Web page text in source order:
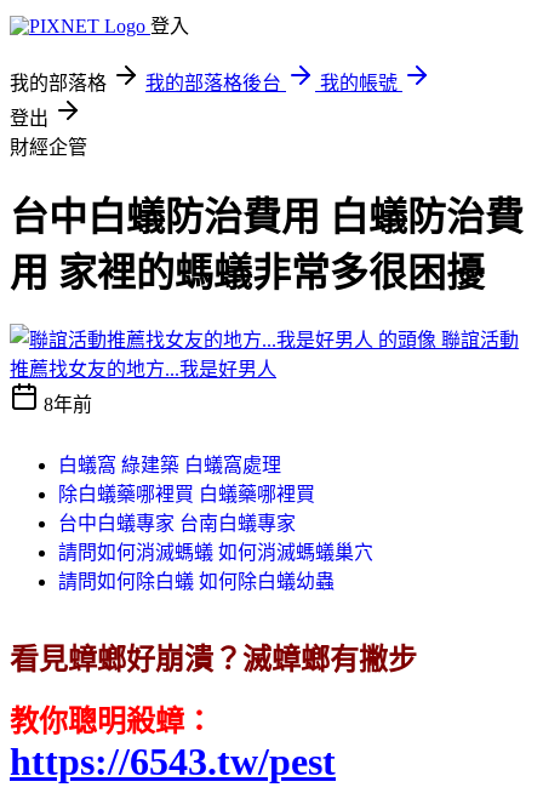
登入
我的部落格 我的部落格後台
我的帳號
登出
財經企管
台中白蟻防治費用 白蟻防治費
用 家裡的螞蟻非常多很困擾
聯誼活動
推薦找女友的地方...我是好男人
8年前
白蟻窩 綠建築 白蟻窩處理
除白蟻藥哪裡買 白蟻藥哪裡買
台中白蟻專家 台南白蟻專家
請問如何消滅螞蟻 如何消滅螞蟻巢穴
請問如何除白蟻 如何除白蟻幼蟲
看見蟑螂好崩潰？滅蟑螂有撇步
教你聰明殺蟑：
https://6543.tw/pest